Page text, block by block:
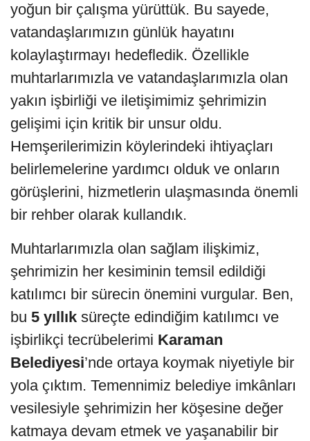
yoğun bir çalışma yürüttük. Bu sayede,
vatandaşlarımızın günlük hayatını
kolaylaştırmayı hedefledik. Özellikle
muhtarlarımızla ve vatandaşlarımızla olan
yakın işbirliği ve iletişimimiz şehrimizin
gelişimi için kritik bir unsur oldu.
Hemşerilerimizin köylerindeki ihtiyaçları
belirlemelerine yardımcı olduk ve onların
görüşlerini, hizmetlerin ulaşmasında önemli
bir rehber olarak kullandık.
Muhtarlarımızla olan sağlam ilişkimiz,
şehrimizin her kesiminin temsil edildiği
katılımcı bir sürecin önemini vurgular. Ben,
bu 5 yıllık süreçte edindiğim katılımcı ve
işbirlikçi tecrübelerimi Karaman
Belediyesi’nde ortaya koymak niyetiyle bir
yola çıktım. Temennimiz belediye imkânları
vesilesiyle şehrimizin her köşesine değer
katmaya devam etmek ve yaşanabilir bir